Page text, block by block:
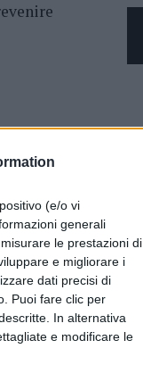
(e/o vi
generali
le prestazioni di
e migliorare i
dati precisi di
Puoi fare clic per
In alternativa
e modificare le